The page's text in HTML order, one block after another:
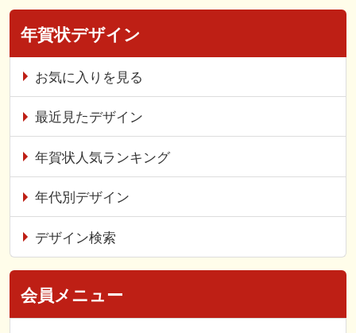
年賀状デザイン
お気に入りを見る
最近見たデザイン
年賀状人気ランキング
年代別デザイン
デザイン検索
会員メニュー